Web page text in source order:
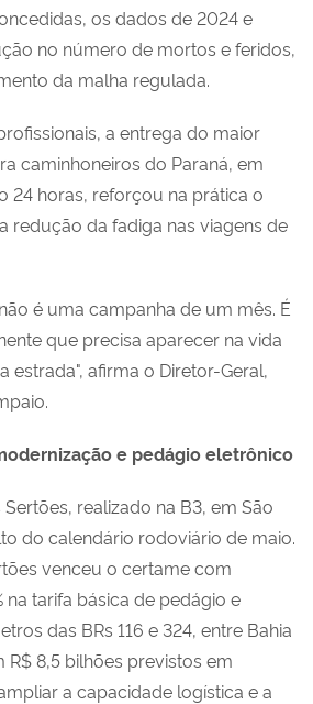
os dados de 2024 e
no número de mortos e feridos,
da malha regulada.
a entrega do maior
caminhoneiros do Paraná, em
24 horas, reforçou na prática o
redução da fadiga nas viagens de
é uma campanha de um mês. É
que precisa aparecer na vida
estrada", afirma o Diretor-Geral,
e pedágio eletrônico
realizado na B3, em São
do calendário rodoviário de maio.
venceu o certame com
na tarifa básica de pedágio e
das BRs 116 e 324, entre Bahia
8,5 bilhões previstos em
a capacidade logística e a